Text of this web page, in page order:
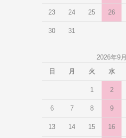
23 24 25 26
30 31
2026年9月
日
月 火 水
1 2
6 7 8 9
13 14 15 16